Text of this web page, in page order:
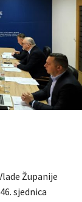
Županije
sjednica